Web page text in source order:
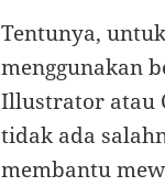
Tentunya,
menggunakan
Illustrator atau
tidak ada
membantu